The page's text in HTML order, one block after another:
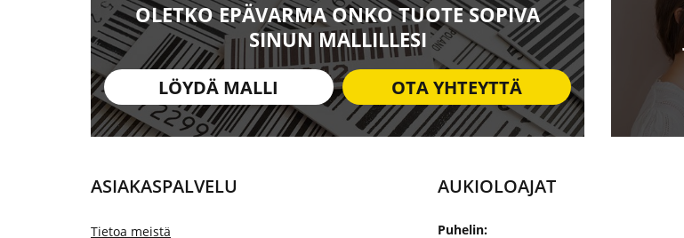
OLETKO EPÄVARMA ONKO TUOTE SOPIVA
SINUN MALLILLESI
LÖYDÄ MALLI OTA YHTEYTTÄ
ASIAKASPALVELU
Tietoa meistä
AUKIOLOAJAT
Puhelin: